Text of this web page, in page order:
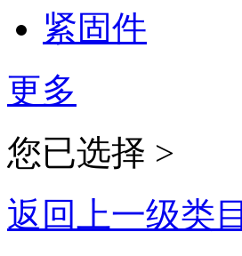
紧固件
更多
您已选择 >
返回上一级类目